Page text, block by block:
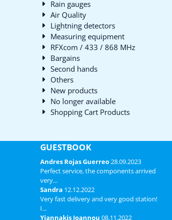
Rain gauges
Air Quality
Lightning detectors
Measuring equipment
RFXcom / 433 / 868 MHz
Bargains
Second hands
Others
New products
No longer available
Shopping Cart Products
GUESTBOOK
Andres Rojas Guerreo 28.09.2023
Perfect service, the components arrived
very...
Sandra 12.12.2022
Very fast delivery and very good station!
I...
Yiannakis Ioannou 08.11.2022